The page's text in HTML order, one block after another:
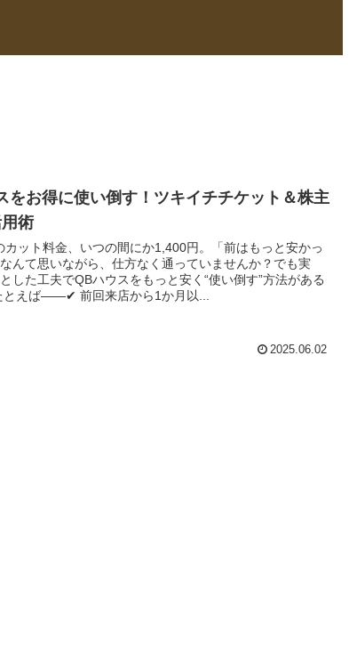
をお得に使い倒す！ツキイチチケット＆株主
術
カット料金、いつの間にか1,400円。「前はもっと安かっ
んて思いながら、仕方なく通っていませんか？でも実
した工夫でQBハウスをもっと安く“使い倒す”方法がある
とえば――✔ 前回来店から1か月以...
2025.06.02